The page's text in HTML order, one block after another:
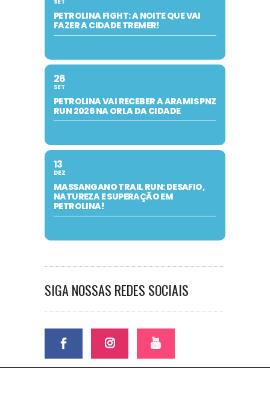
PETROLINA FIGHT: A NOITE QUE VAI
FAZER A CIDADE TREMER!
26
SET
PETROLINA VAI RECEBER A ARAMIS PNZ
RUN 2026 NA ORLA DA CIDADE
13
DEZ
MASSANGANO TRAIL RUN: DESAFIO,
NATUREZA E SUPERAÇÃO EM
PETROLINA!
SIGA NOSSAS REDES SOCIAIS